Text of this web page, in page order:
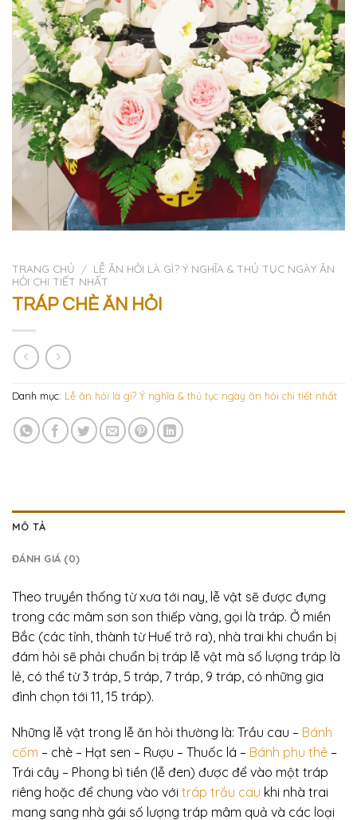
TRANG CHỦ / LỄ ĂN HỎI LÀ GÌ? Ý NGHĨA & THỦ TỤC NGÀY ĂN
HỎI CHI TIẾT NHẤT
TRÁP CHÈ ĂN HỎI
Danh mục: Lễ ăn hỏi là gì? Ý nghĩa & thủ tục ngày ăn hỏi chi tiết nhất
MÔ TẢ
ĐÁNH GIÁ (0)
Theo truyền thống từ xưa tới nay, lễ vật sẽ được đựng
trong các mâm sơn son thiếp vàng, gọi là tráp. Ở miền
Bắc (các tỉnh, thành từ Huế trở ra), nhà trai khi chuẩn bị
đám hỏi sẽ phải chuẩn bị tráp lễ vật mà số lượng tráp là
lẻ, có thể từ 3 tráp, 5 tráp, 7 tráp, 9 tráp, có những gia
đình chọn tới 11, 15 tráp).
Những lễ vật trong lễ ăn hỏi thường là: Trầu cau – Bánh
cốm – chè – Hạt sen – Rượu – Thuốc lá – Bánh phu thê –
Trái cây – Phong bì tiền (lễ đen) được để vào một tráp
riêng hoặc để chung vào với tráp trầu cau khi nhà trai
mang sang nhà gái số lượng tráp mâm quả và các loại